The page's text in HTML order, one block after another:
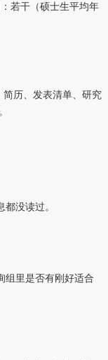
若干（硕士生平均年
简历、发表清单、研究
没读过。
组里是否有刚好适合